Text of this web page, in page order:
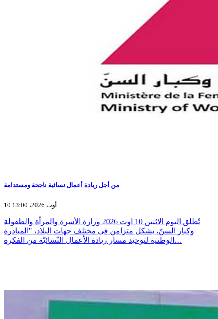
من أجل ريادة أعمال نسائية ناجحة ومستدامة
10 أوت 2026، 13:00
تُطلق اليوم الاثنين 10 اوت 2026 وزارة الأسرة والمرأة والطفولة
وكبار السنّ، بشكل متزامن في مختلف جهات البلاد، "المبادرة
الوطنية لتوحيد مسار ريادة الأعمال النّسائيّة من الفكرة…